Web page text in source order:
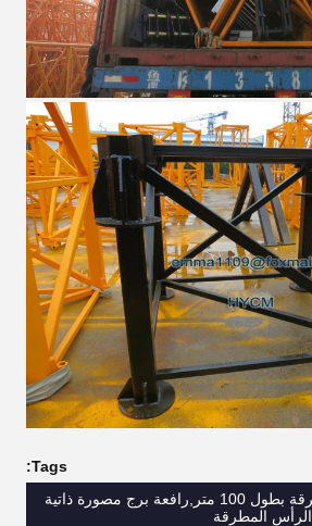
Tags:
رافعة برج رأس مطرقة بطول 100 متر,رافعة برج مصورة ذاتية